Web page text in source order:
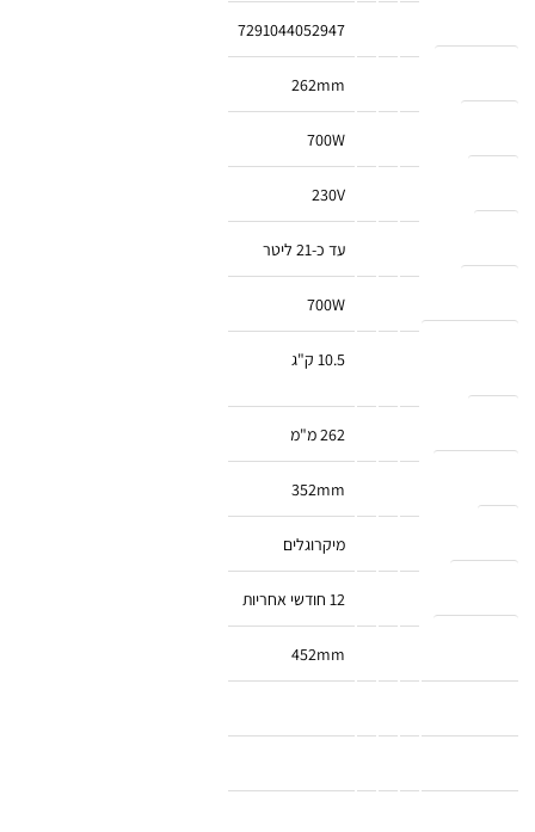
7291044052947
262mm
700W
230V
עד כ-21 ליטר
700W
10.5 ק"ג
262 מ"מ
352mm
מיקרוגלים
12 חודשי אחריות
452mm